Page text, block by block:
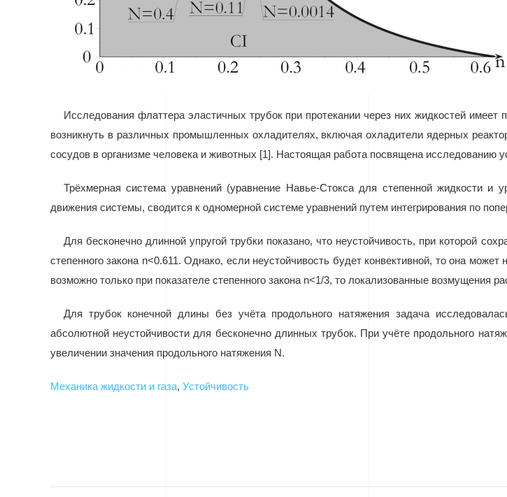
Исследования флаттера эластичных трубок при протекании через них жидкостей
возникнуть в различных промышленных охладителях, включая охладители ядерных
сосудов в организме человека и животных [1]. Настоящая работа посвящена исследованию
Трёхмерная система уравнений (уравнение Навье-Стокса для степенной жидкости и
движения системы, сводится к одномерной системе уравнений путем интегрирования по
Для бесконечно длинной упругой трубки показано, что неустойчивость, при которой
степенного закона n<0.611. Однако, если неустойчивость будет конвективной, то она
возможно только при показателе степенного закона n<1/3, то локализованные возмущения
Для трубок конечной длины без учёта продольного натяжения задача
абсолютной неустойчивости для бесконечно длинных трубок. При учёте продольного
увеличении значения продольного натяжения N.
Механика жидкости и газа, Устойчивость